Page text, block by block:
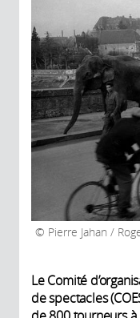
Pierre Jahan /
Le Comité
de spectacles